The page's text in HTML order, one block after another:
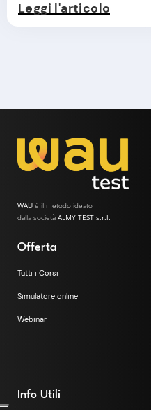
Leggi l'articolo
WAU è il metodo ideato
dalla società ALMY TEST s.r.l.
Offerta
Tutti i Corsi
Simulatore online
Webinar
Info Utili